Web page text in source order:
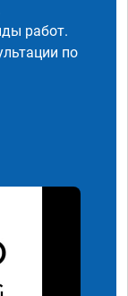
работ.
по